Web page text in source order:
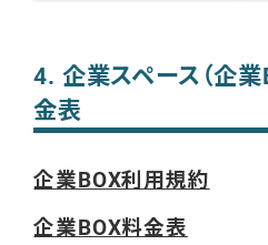
4. 企業スペース（企業
金表
企業BOX利用規約
企業BOX料金表